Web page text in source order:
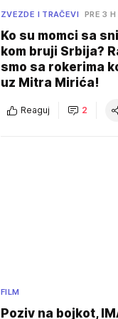
ZVEZDE I TRAČEVI PRE 3 H
Ko su momci sa
kom bruji Srbija?
smo sa rokerima
uz Mitra Mirića!
Reaguj 2
FILM
Poziv na bojkot,